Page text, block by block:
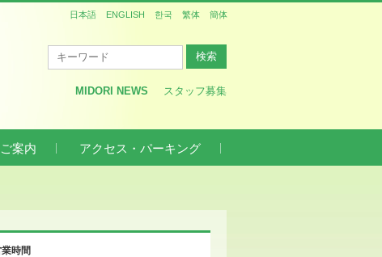
MIDORI NEWS
スタッフ募集
日本語 ENGLISH 한국 繁体 簡体
案内 アクセス・パーキング
時間